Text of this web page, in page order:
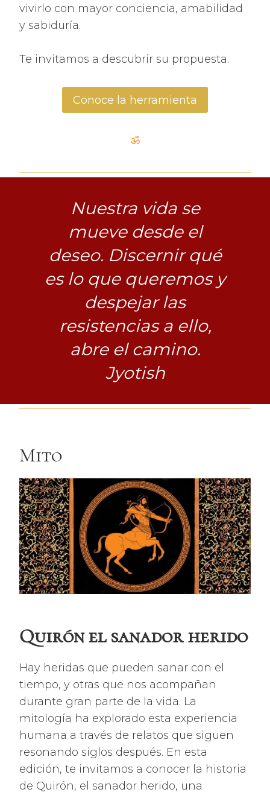
vivirlo con mayor conciencia, amabilidad
y sabiduría.
Te invitamos a descubrir su propuesta.
Conoce la herramienta
ॐ
Nuestra vida se
mueve desde el
deseo. Discernir qué
es lo que queremos y
despejar las
resistencias a ello,
abre el camino.
Jyotish
Mito
Quirón el sanador herido
Hay heridas que pueden sanar con el
tiempo, y otras que nos acompañan
durante gran parte de la vida. La
mitología ha explorado esta experiencia
humana a través de relatos que siguen
resonando siglos después. En esta
edición, te invitamos a conocer la historia
de Quirón, el sanador herido, una